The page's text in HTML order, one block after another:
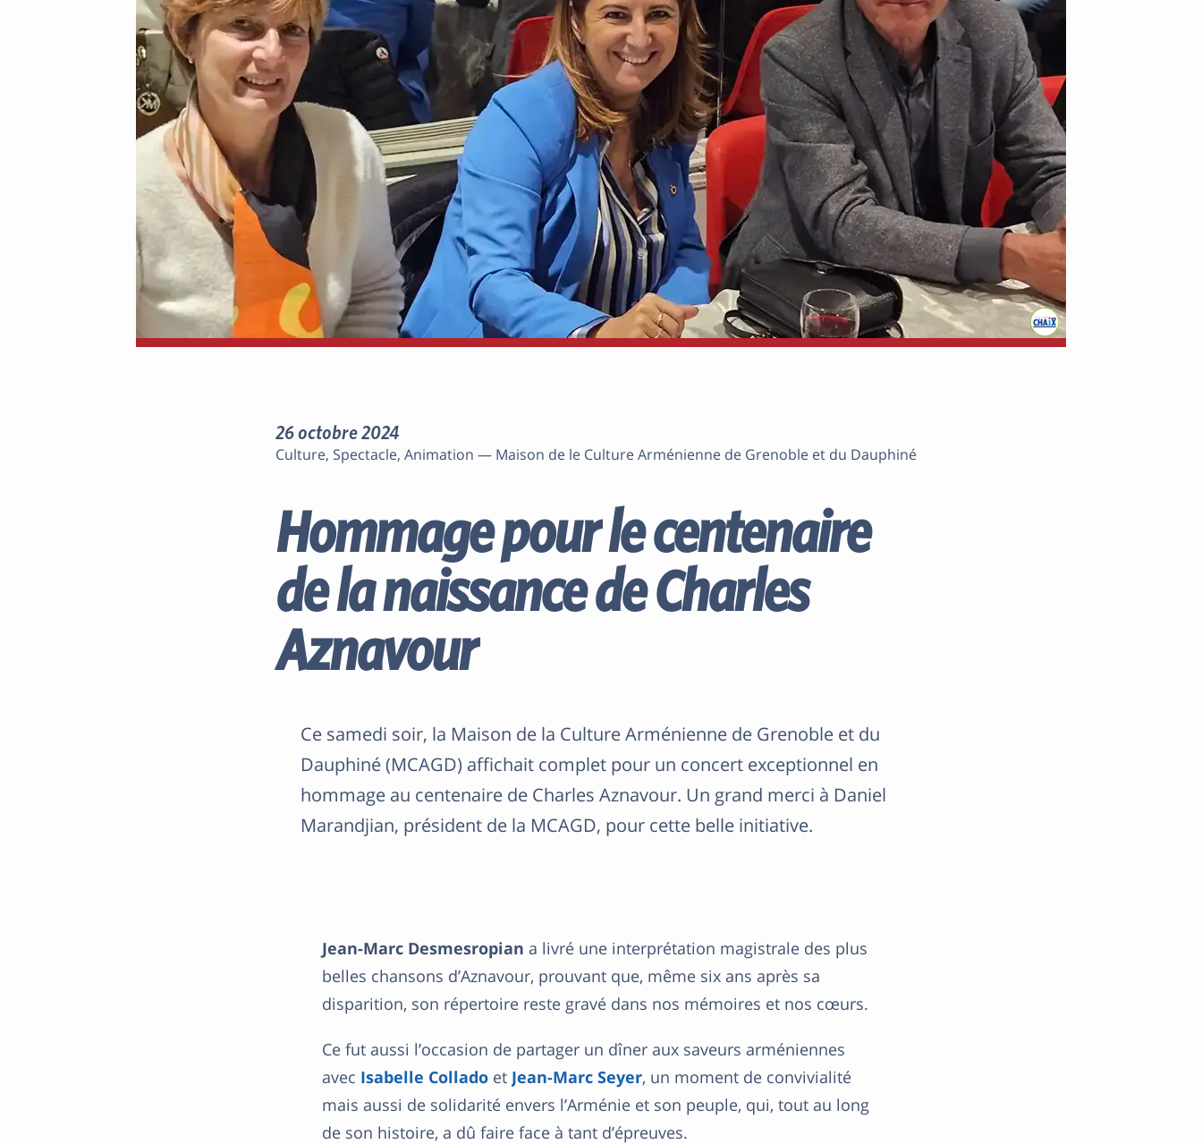
26 octobre 2024
Culture, Spectacle, Animation — Maison de le Culture Arménienne de Grenoble et du Dauphiné
Hommage pour le centenaire
de la naissance de Charles
Aznavour
Ce samedi soir, la Maison de la Culture Arménienne de Grenoble et du
Dauphiné (MCAGD) affichait complet pour un concert exceptionnel en
hommage au centenaire de Charles Aznavour. Un grand merci à Daniel
Marandjian, président de la MCAGD, pour cette belle initiative.
Jean-Marc Desmesropian a livré une interprétation magistrale des plus
belles chansons d’Aznavour, prouvant que, même six ans après sa
disparition, son répertoire reste gravé dans nos mémoires et nos cœurs.
Ce fut aussi l’occasion de partager un dîner aux saveurs arméniennes
avec Isabelle Collado et Jean-Marc Seyer, un moment de convivialité
mais aussi de solidarité envers l’Arménie et son peuple, qui, tout au long
de son histoire, a dû faire face à tant d’épreuves.